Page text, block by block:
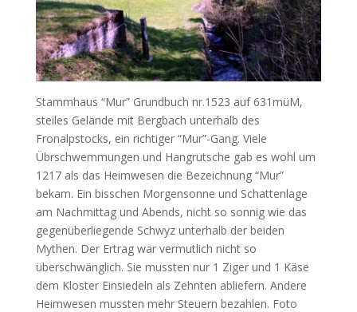
Stammhaus “Mur” Grundbuch nr.1523 auf 631müM,
steiles Gelände mit Bergbach unterhalb des
Fronalpstocks, ein richtiger “Mur”-Gang. Viele
Übrschwemmungen und Hangrutsche gab es wohl um
1217 als das Heimwesen die Bezeichnung “Mur”
bekam. Ein bisschen Morgensonne und Schattenlage
am Nachmittag und Abends, nicht so sonnig wie das
gegenüberliegende Schwyz unterhalb der beiden
Mythen. Der Ertrag war vermutlich nicht so
überschwänglich. Sie mussten nur 1 Ziger und 1 Käse
dem Kloster Einsiedeln als Zehnten abliefern. Andere
Heimwesen mussten mehr Steuern bezahlen. Foto